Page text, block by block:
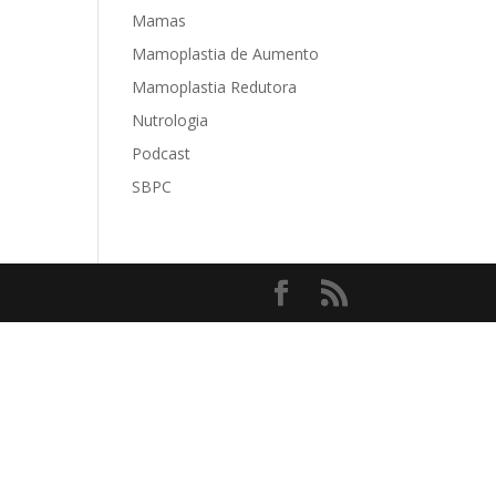
Mamas
Mamoplastia de Aumento
Mamoplastia Redutora
Nutrologia
Podcast
SBPC